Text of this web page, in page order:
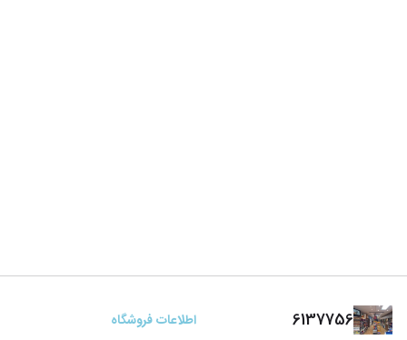
6137756 اطلاعات فروشگاه